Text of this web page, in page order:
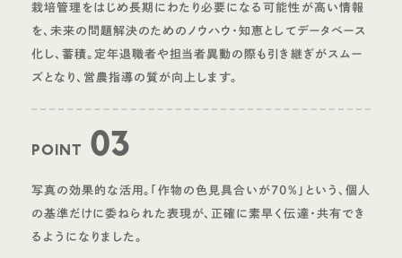
栽培管理をはじめ長期にわたり必要になる可能性が高い情報
を、未来の問題解決のためのノウハウ・知恵としてデータベース
化し、蓄積。定年退職者や担当者異動の際も引き継ぎがスムー
ズとなり、営農指導の質が向上します。
POINT 03
写真の効果的な活用。「作物の色見具合いが70%」という、個人
の基準だけに委ねられた表現が、正確に素早く伝達・共有でき
るようになりました。